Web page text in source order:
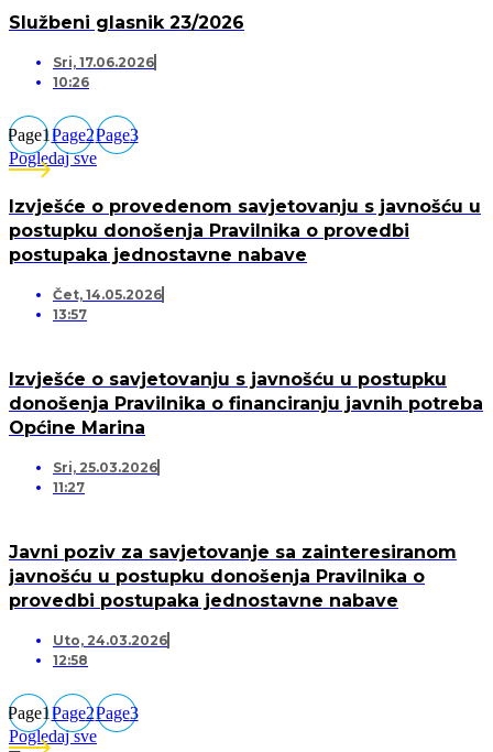
Službeni glasnik 23/2026
Sri, 17.06.2026
10:26
Page1Page2Page3
Pogledaj sve
Izvješće o provedenom savjetovanju s javnošću u
postupku donošenja Pravilnika o provedbi
postupaka jednostavne nabave
Čet, 14.05.2026
13:57
Izvješće o savjetovanju s javnošću u postupku
donošenja Pravilnika o financiranju javnih potreba
Općine Marina
Sri, 25.03.2026
11:27
Javni poziv za savjetovanje sa zainteresiranom
javnošću u postupku donošenja Pravilnika o
provedbi postupaka jednostavne nabave
Uto, 24.03.2026
12:58
Page1Page2Page3
Pogledaj sve